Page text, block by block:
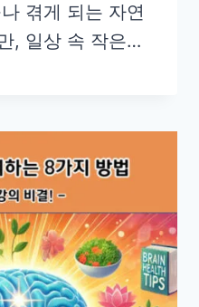
겪게 되는 자연
, 일상 속 작은…